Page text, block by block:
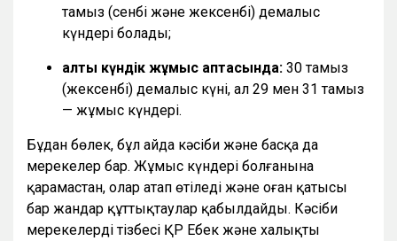
тамыз (сенбі және жексенбі) демалыс
күндері болады;
алты күндік жұмыс аптасында: 30 тамыз
(жексенбі) демалыс күні, ал 29 мен 31 тамыз
— жұмыс күндері.
Бұдан бөлек, бұл айда кәсіби және басқа да
мерекелер бар. Жұмыс күндері болғанына
қарамастан, олар атап өтіледі және оған қатысы
бар жандар құттықтаулар қабылдайды. Кәсіби
мерекелердің тізбесі ҚР Еңбек және халықты